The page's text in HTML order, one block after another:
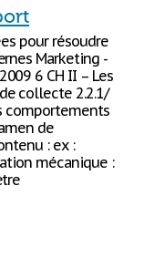
pour résoudre
Marketing -
6 CH II – Les
collecte 2.2.1/
comportements
de
: ex :
mécanique :